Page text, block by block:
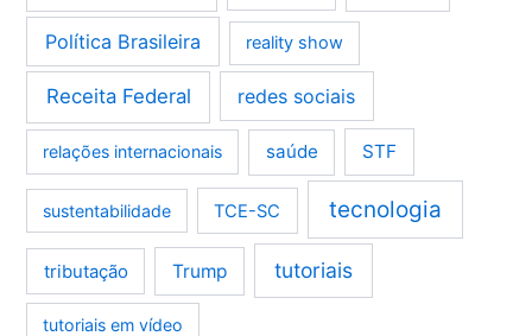
Política Brasileira reality show
Receita Federal redes sociais
relações internacionais saúde STF
sustentabilidade TCE-SC tecnologia
tributação Trump tutoriais
tutoriais em vídeo